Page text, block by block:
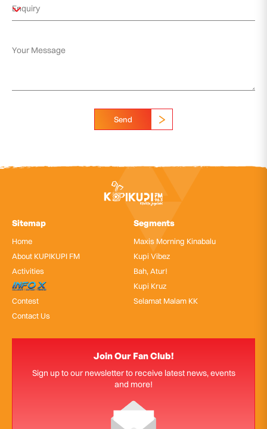
Send
Sitemap
Home
About KUPIKUPI FM
Activities
InfoX
Contest
Contact Us
Segments
Maxis Morning Kinabalu
Kupi Vibez
Bah, Atur!
Kupi Kruz
Selamat Malam KK
Join Our Fan Club!
Sign up to our newsletter to receive latest news, events
and more!